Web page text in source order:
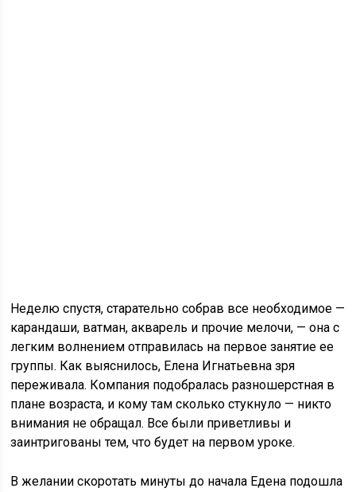
Неделю спустя, старательно собрав все необходимое —
карандаши, ватман, акварель и прочие мелочи, — она с
легким волнением отправилась на первое занятие ее
группы. Как выяснилось, Елена Игнатьевна зря
переживала. Компания подобралась разношерстная в
плане возраста, и кому там сколько стукнуло — никто
внимания не обращал. Все были приветливы и
заинтригованы тем, что будет на первом уроке.
В желании скоротать минуты до начала Едена подошла